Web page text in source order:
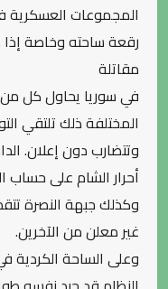
المجموعات
رقعة ساحته وخاصة
مقاتلة
في سوريا يحاول كل من
المختلفة ذلك تلتقي
وتتضارب دون إعلان.
أحرار الشام على
وكذلك جبهة النصرة
غير معلن من الآخرين.
وعلى الساحة